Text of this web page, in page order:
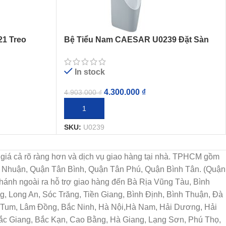
Treo Bệ Tiểu Nam CAESAR U0239 Đặt Sàn
In stock
4.903.000₫ 4.300.000 ₫
THÊM VÀO GIỎ HÀNG
SKU: U0239
cả rõ ràng hơn và dịch vụ giao hàng tại nhà. TPHCM gồm
Quận Tân Bình, Quận Tân Phú, Quận Bình Tân. (Quận
ngoài ra hỗ trợ giao hàng đến Bà Rịa Vũng Tàu, Bình
Long An, Sóc Trăng, Tiền Giang, Bình Định, Bình Thuận, Đà
Lâm Đồng, Bắc Ninh, Hà Nội,Hà Nam, Hải Dương, Hải
Giang, Bắc Kạn, Cao Bằng, Hà Giang, Lạng Sơn, Phú Thọ,